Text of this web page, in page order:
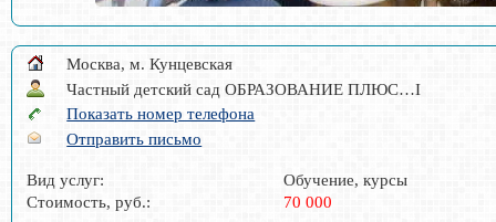
Москва, м. Кунцевская
Частный детский сад ОБРАЗОВАНИЕ ПЛЮС…I
Показать номер телефона
Отправить письмо
Вид услуг:
Обучение, курсы
Стоимость, руб.:
70 000